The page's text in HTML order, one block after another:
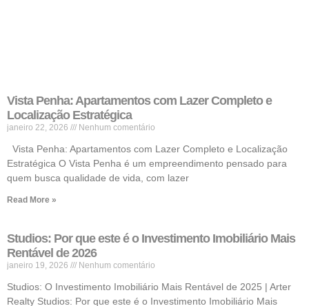
Vista Penha: Apartamentos com Lazer Completo e
Localização Estratégica
janeiro 22, 2026 Nenhum comentário
Vista Penha: Apartamentos com Lazer Completo e Localização
Estratégica O Vista Penha é um empreendimento pensado para
quem busca qualidade de vida, com lazer
Read More »
Studios: Por que este é o Investimento Imobiliário Mais
Rentável de 2026
janeiro 19, 2026 Nenhum comentário
Studios: O Investimento Imobiliário Mais Rentável de 2025 | Arter
Realty Studios: Por que este é o Investimento Imobiliário Mais